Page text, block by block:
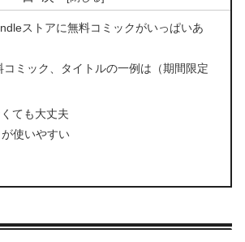
ストアに無料コミックがいっぱいあ
コミック、タイトルの一例は（期間限定
ても大丈夫
使いやすい